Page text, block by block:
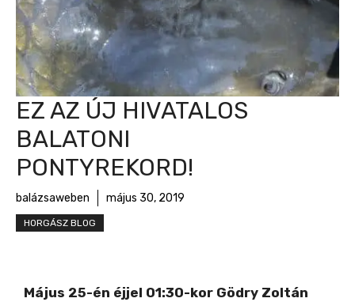
EZ AZ ÚJ HIVATALOS
BALATONI
PONTYREKORD!
balázsaweben május 30, 2019
HORGÁSZ BLOG
Május 25-én éjjel 01:30-kor Gödry Zoltán